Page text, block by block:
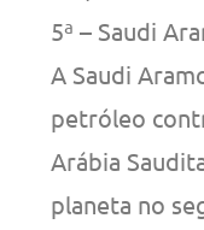
5ª – Saudi
A Saudi
petróleo
Arábia
planeta no